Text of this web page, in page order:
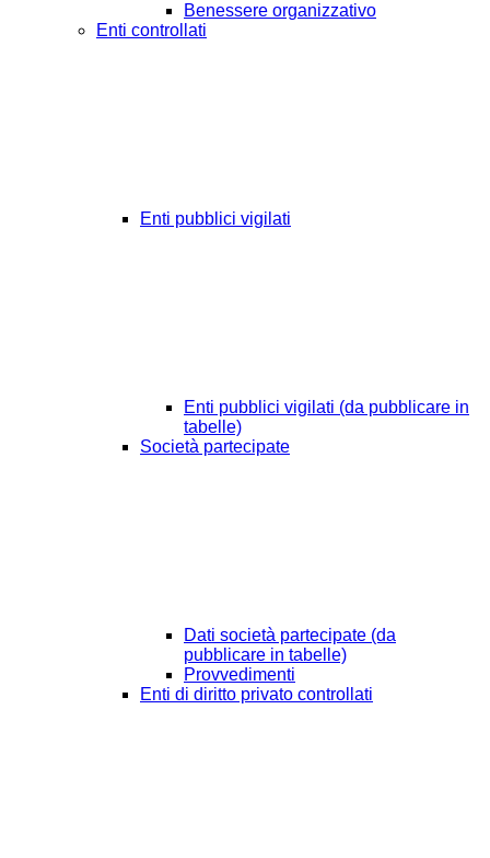
Benessere organizzativo
Enti controllati
Enti pubblici vigilati
Enti pubblici vigilati (da pubblicare in
tabelle)
Società partecipate
Dati società partecipate (da
pubblicare in tabelle)
Provvedimenti
Enti di diritto privato controllati